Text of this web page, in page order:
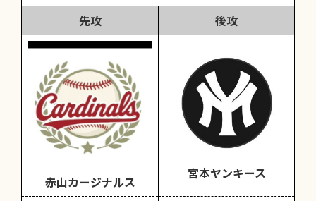
先攻 後攻
赤山カージナルス
宮本ヤンキース